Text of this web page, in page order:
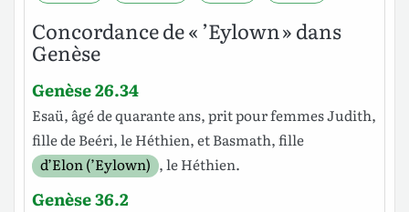
Concordance de « ’Eylown » dans
Genèse
Genèse 26.34
Esaü,âgédequaranteans,pritpourfemmesJudith,
filledeBeéri, leHéthien, etBasmath,fille
d’Elon (’Eylown) , leHéthien.
Genèse 36.2